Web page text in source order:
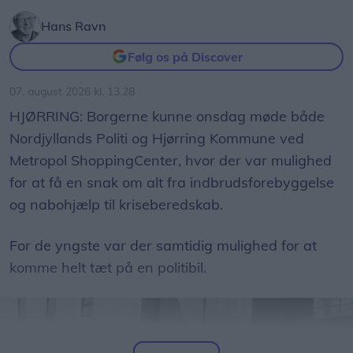
tid, hvor både mænd, kvinder og skolebørn
strikkede side om side.
Besøgende kan også møde Caroline og Jeanette
fra podcasten ’Ret og Vrang’ samt fåreavler
Thomas Pilgård, der viser uld fra nogle af sine
omkring 800 får.
For både nye og erfarne
Der bliver rig mulighed for selv at være aktiv.
Hannegrethe Marcussen viser, hvordan
garnrester kan få nyt liv i kreative projekter, mens
Hans Ravn
Følg os på Discover
07. august 2026 kl. 13.28
HJØRRING: Borgerne kunne onsdag møde både
Nordjyllands Politi og Hjørring Kommune ved
Metropol ShoppingCenter, hvor der var mulighed
for at få en snak om alt fra indbrudsforebyggelse
og nabohjælp til kriseberedskab.
For de yngste var der samtidig mulighed for at
komme helt tæt på en politibil.